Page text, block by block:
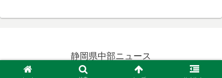
静岡県中部ニュース
© 2019 静岡県中部ニュース.